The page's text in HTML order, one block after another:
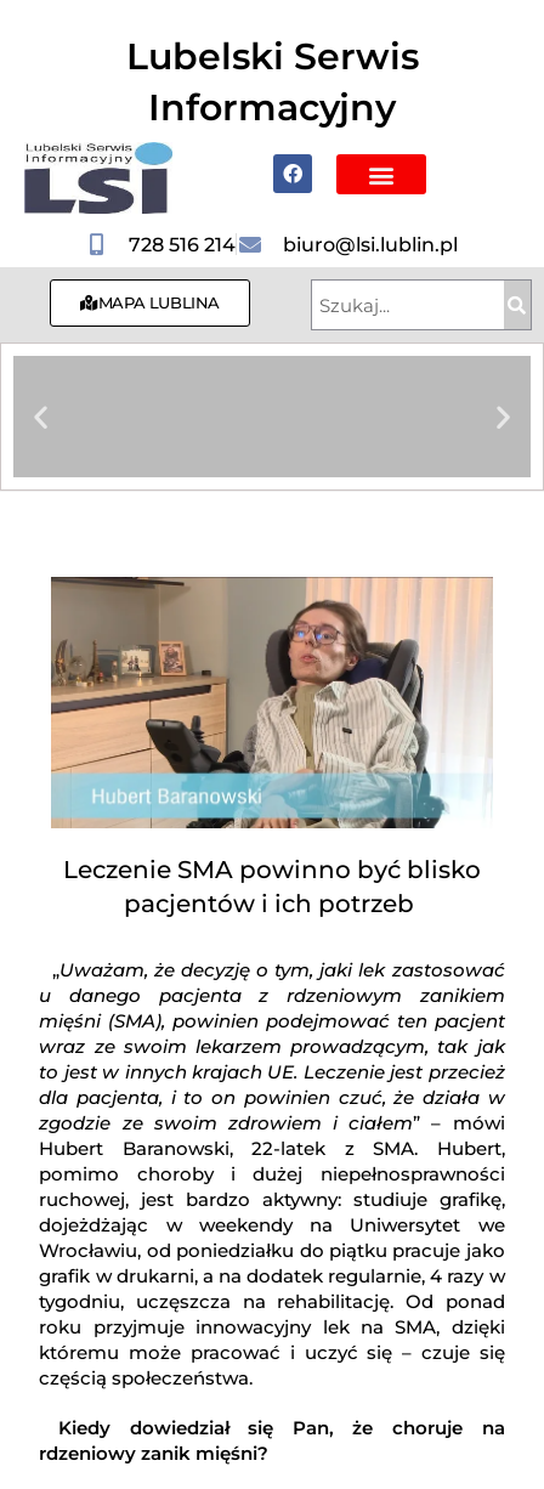
Lubelski Serwis
Informacyjny
728 516 214 biuro@lsi.lublin.pl
MAPA LUBLINA
Leczenie SMA powinno być blisko
pacjentów i ich potrzeb
„Uważam, że decyzję o tym, jaki lek zastosować
u danego pacjenta z rdzeniowym zanikiem
mięśni (SMA), powinien podejmować ten pacjent
wraz ze swoim lekarzem prowadzącym, tak jak
to jest w innych krajach UE. Leczenie jest przecież
dla pacjenta, i to on powinien czuć, że działa w
zgodzie ze swoim zdrowiem i ciałem” – mówi
Hubert Baranowski, 22-latek z SMA. Hubert,
pomimo choroby i dużej niepełnosprawności
ruchowej, jest bardzo aktywny: studiuje grafikę,
dojeżdżając w weekendy na Uniwersytet we
Wrocławiu, od poniedziałku do piątku pracuje jako
grafik w drukarni, a na dodatek regularnie, 4 razy w
tygodniu, uczęszcza na rehabilitację. Od ponad
roku przyjmuje innowacyjny lek na SMA, dzięki
któremu może pracować i uczyć się – czuje się
częścią społeczeństwa.
Kiedy dowiedział się Pan, że choruje na
rdzeniowy zanik mięśni?